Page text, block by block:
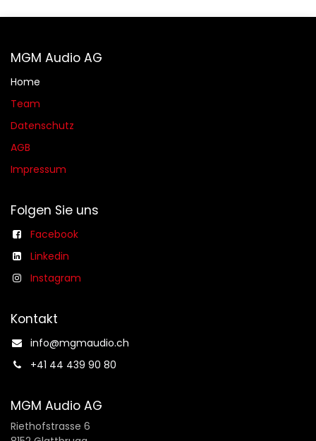
MGM Audio AG
Home
Team
Datenschutz
AGB​​
Impressum
Folgen Sie uns
Facebook
Linkedin
Instagram
Kontakt
info@mgmaudio.ch​
+41 44 439 90 80
MGM Audio AG
Riethofstrasse 6